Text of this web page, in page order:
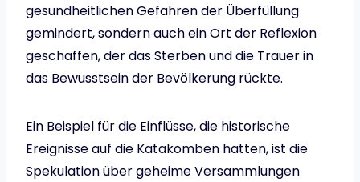
gesundheitlichen Gefahren der Überfüllung
gemindert, sondern auch ein Ort der Reflexion
geschaffen, der das Sterben und die Trauer in
das Bewusstsein der Bevölkerung rückte.
Ein Beispiel für die Einflüsse, die historische
Ereignisse auf die Katakomben hatten, ist die
Spekulation über geheime Versammlungen